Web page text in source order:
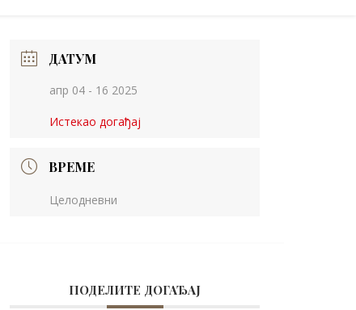
ДАТУМ
апр 04 - 16 2025
Истекао догађај
ВРЕМЕ
Целодневни
ПОДЕЛИТЕ ДОГАЂАЈ